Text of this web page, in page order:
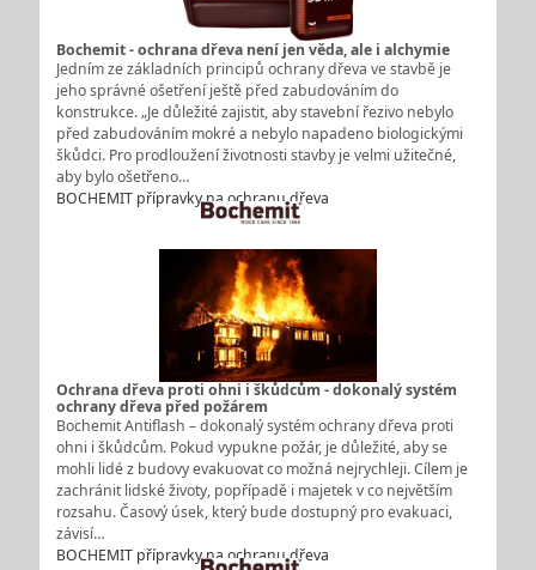
Bochemit - ochrana dřeva není jen věda, ale i alchymie
Jedním ze základních principů ochrany dřeva ve stavbě je
jeho správné ošetření ještě před zabudováním do
konstrukce. „Je důležité zajistit, aby stavební řezivo nebylo
před zabudováním mokré a nebylo napadeno biologickými
škůdci. Pro prodloužení životnosti stavby je velmi užitečné,
aby bylo ošetřeno…
BOCHEMIT přípravky na ochranu dřeva
Ochrana dřeva proti ohni i škůdcům - dokonalý systém
ochrany dřeva před požárem
Bochemit Antiflash – dokonalý systém ochrany dřeva proti
ohni i škůdcům. Pokud vypukne požár, je důležité, aby se
mohli lidé z budovy evakuovat co možná nejrychleji. Cílem je
zachránit lidské životy, popřípadě i majetek v co největším
rozsahu. Časový úsek, který bude dostupný pro evakuaci,
závisí…
BOCHEMIT přípravky na ochranu dřeva